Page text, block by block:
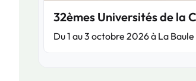
32èmes Universités de la
Du 1 au 3 octobre 2026 à La Baule